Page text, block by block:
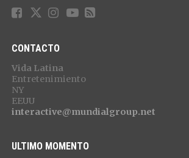
CONTACTO
Vida Latina
Entretenimiento
NY
EEUU
interactive@mundialgroup.net
ULTIMO MOMENTO